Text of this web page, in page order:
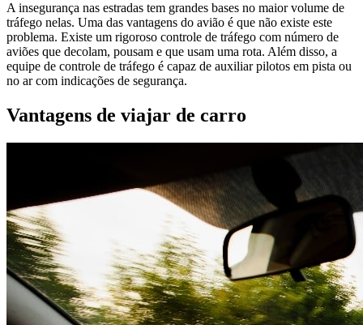
A insegurança nas estradas tem grandes bases no maior volume de
tráfego nelas. Uma das vantagens do avião é que não existe este
problema. Existe um rigoroso controle de tráfego com número de
aviões que decolam, pousam e que usam uma rota. Além disso, a
equipe de controle de tráfego é capaz de auxiliar pilotos em pista ou
no ar com indicações de segurança.
Vantagens de viajar de carro